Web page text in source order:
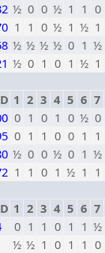
½ 0 0 ½ 1 1 0
1 1 0 ½ 1 ½ 1
½ ½ ½ ½ 0 1 ½
½ 0 1 0 1 ½ 1
1 2 3 4 5 6 7
0 1 0 1 0 ½ 0
0 1 1 0 0 1 1
½ 0 0 ½ 0 1 ½
1 1 0 1 ½ 1 1
1 2 3 4 5 6 7
0 1 1 0 1 1 ½
½ ½ 1 0 1 1 0